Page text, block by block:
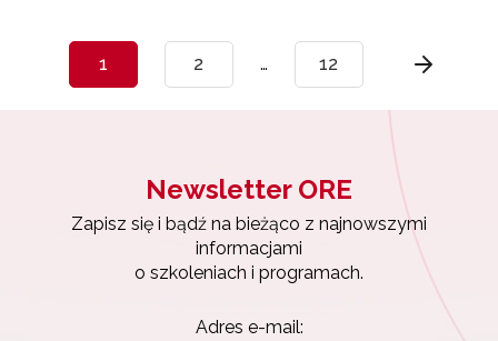
1 2 … 12
Newsletter ORE
Zapisz się i bądź na bieżąco z najnowszymi
informacjami
o szkoleniach i programach.
Adres e-mail: